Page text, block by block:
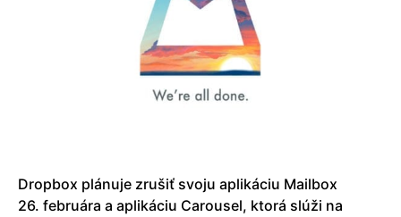
Dropbox plánuje zrušiť svoju aplikáciu Mailbox
26. februára a aplikáciu Carousel, ktorá slúži na